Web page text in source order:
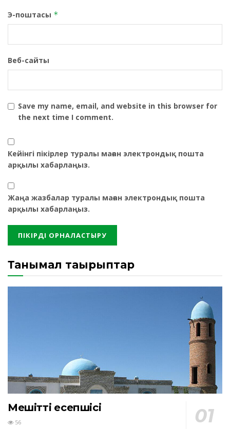
Э-поштасы *
Веб-сайты
Save my name, email, and website in this browser for
the next time I comment.
Кейінгі пікірлер туралы маған электрондық пошта
арқылы хабарлаңыз.
Жаңа жазбалар туралы маған электрондық пошта
арқылы хабарлаңыз.
Танымал тақырыптар
Мешіттің есепшісі
56